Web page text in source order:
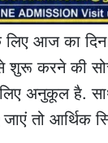
लिए आज का
शुरू करने की
अनुकूल है.
तो आर्थिक